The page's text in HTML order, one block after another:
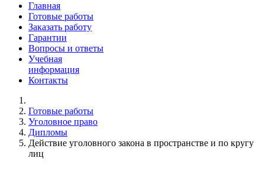
Главная
Готовые работы
Заказать работу
Гарантии
Вопросы и ответы
Учебная
информация
Контакты
Готовые работы
Уголовное право
Дипломы
Действие уголовного закона в пространстве и по кругу
лиц